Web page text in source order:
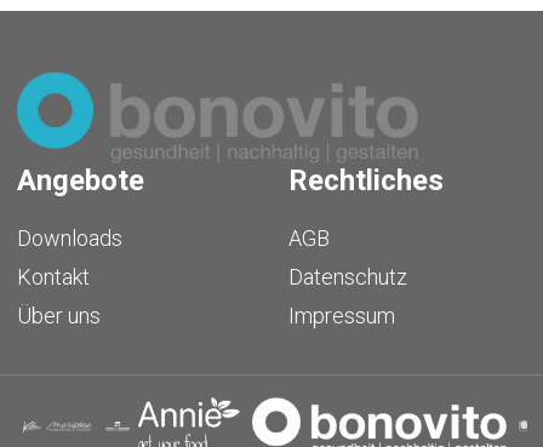
Angebote
Downloads
Kontakt
Über uns
Rechtliches
AGB
Datenschutz
Impressum